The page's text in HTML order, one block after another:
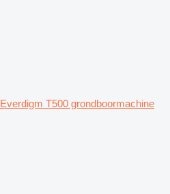
Everdigm T500 grondboormachine